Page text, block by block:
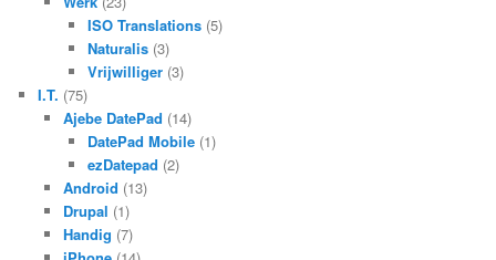
ISO Translations (5)
Naturalis (3)
Vrijwilliger (3)
I.T. (75)
Ajebe DatePad (14)
DatePad Mobile (1)
ezDatepad (2)
Android (13)
Drupal (1)
Handig (7)